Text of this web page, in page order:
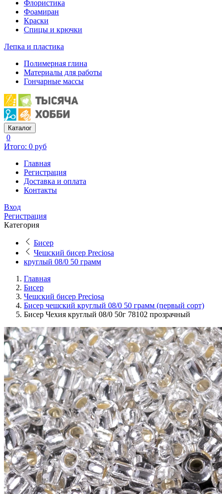
Флористика
Фоамиран
Краски
Спицы и крючки
Лепка и пластика
Полимерная глина
Материалы для работы
Гончарные массы
Каталог
0
Итого: 0 руб
Главная
Регистрация
Доставка и оплата
Контакты
Вход
Регистрация
Категория
Бисер
Чешский бисер Preciosa
круглый 08/0 50 грамм
Главная
Бисер
Чешский бисер Preciosa
Бисер чешский круглый 08/0 50 грамм (первый сорт)
Бисер Чехия круглый 08/0 50г 78102 прозрачный